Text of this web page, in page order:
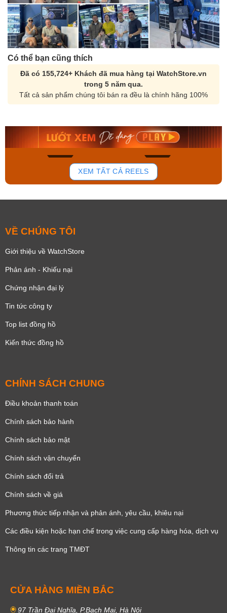
Có thể bạn cũng thích
Đã có 155,724+ Khách đã mua hàng tại WatchStore.vn
trong 5 năm qua.
Tất cả sản phẩm chúng tôi bán ra đều là chính hãng 100%
136
Orient Nam RA-
Mua ngay
Casio Nam MTS-
Mua ngay
XEM TẤT CẢ REELS
VỀ CHÚNG TÔI
Giới thiệu về WatchStore
Phản ánh - Khiếu nại
Chứng nhận đại lý
Tin tức công ty
Top list đồng hồ
Kiến thức đồng hồ
CHÍNH SÁCH CHUNG
Điều khoản thanh toán
Chính sách bảo hành
Chính sách bảo mật
Chính sách vận chuyển
Chính sách đổi trả
Chính sách về giá
Phương thức tiếp nhận và phản ánh, yêu cầu, khiêu nại
Các điều kiện hoặc hạn chế trong việc cung cấp hàng hóa, dịch vụ
Thông tin các trang TMĐT
CỬA HÀNG MIỀN BẮC
97 Trần Đại Nghĩa, P.Bạch Mai, Hà Nội